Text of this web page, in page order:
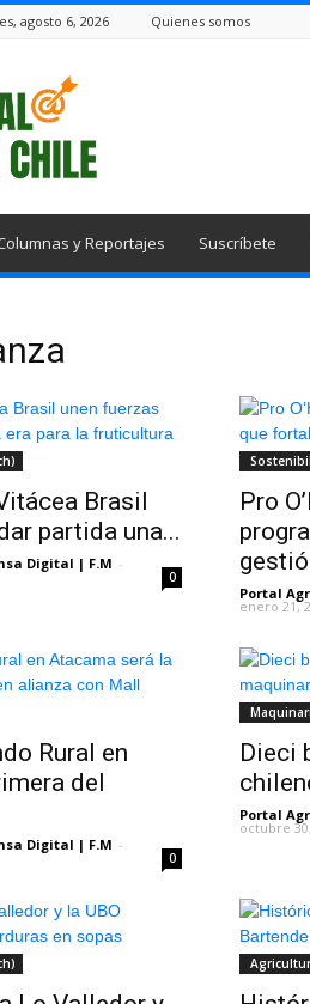
agosto 6, 2026 Quienes somos
y Reportajes Suscríbete
Brasil
partida una...
Digital | F.M -
0
Pro
Portal
enero 21,
Rural en
del
Digital | F.M -
0
Dieci
Portal
octubre